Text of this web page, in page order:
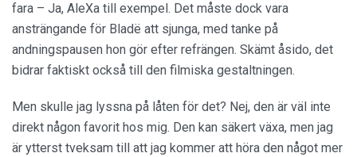
fara – Ja, AleXa till exempel. Det måste dock vara
ansträngande för Bladë att sjunga, med tanke på
andningspausen hon gör efter refrängen. Skämt åsido, det
bidrar faktiskt också till den filmiska gestaltningen.
Men skulle jag lyssna på låten för det? Nej, den är väl inte
direkt någon favorit hos mig. Den kan säkert växa, men jag
är ytterst tveksam till att jag kommer att höra den något mer